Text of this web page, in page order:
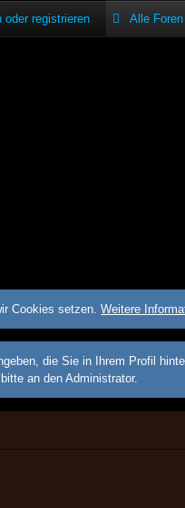
oder registrieren
Cookies setzen.Weitere
die Sie in Ihrem Profil
an den Administrator.